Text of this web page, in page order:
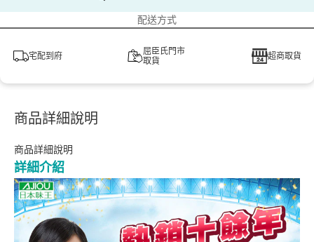
配送方式
宅配到府
屈臣氏門市
取貨
超商取貨
商品詳細說明
商品詳細說明
詳細介紹